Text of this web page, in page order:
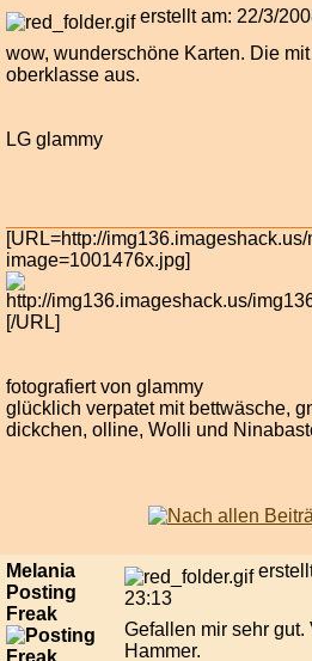
erstellt am: 22/3/
wow, wunderschöne Karten. Die
oberklasse aus.
LG glammy
[URL=http://img136.imageshack.us/
image=1001476x.jpg]
[/URL]
fotografiert von glammy
glücklich verpatet mit bettwäsche,
dickchen, olline, Wolli und
Melania
Posting
Freak
23:13
Gefallen mir sehr
Hammer.